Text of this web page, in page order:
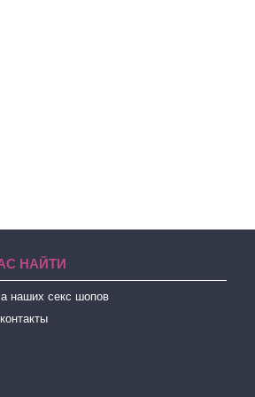
НАЙТИ
наших секс шопов